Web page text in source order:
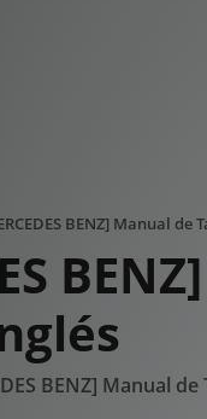
BENZ] Manual
BENZ] Manual